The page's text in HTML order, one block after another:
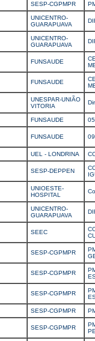
SESP-CGPMPR
UNICENTRO-
GUARAPUAVA
UNICENTRO-
GUARAPUAVA
FUNSAUDE
FUNSAUDE
UNESPAR-UNIÃO
VITORIA
FUNSAUDE
FUNSAUDE
UEL - LONDRINA
SESP-DEPPEN
UNIOESTE-
HOSPITAL
UNICENTRO-
GUARAPUAVA
SEEC
SESP-CGPMPR
SESP-CGPMPR
SESP-CGPMPR
SESP-CGPMPR
SESP-CGPMPR